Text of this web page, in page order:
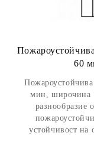
60
мин, широчина
разнообразие
устойчивост